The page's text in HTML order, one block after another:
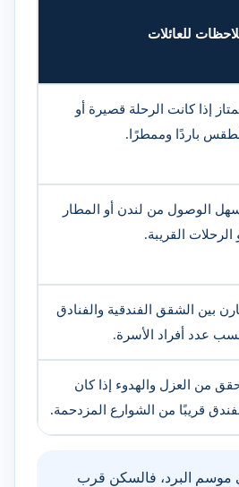
للعائلات
إذا كانت الرحلة قصيرة أو
باردًا وممطرًا.
الوصول من لندن أو المطار
الرحلات القريبة.
بين الشقق الفندقية والفنادق
عدد أفراد الأسرة.
من العزل والهدوء إذا كان
قريبًا من الشوارع المزدحمة.
موسم البرد، فالسكن قرب